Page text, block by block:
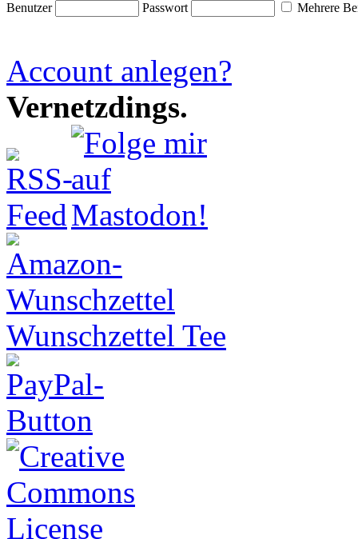
Benutzer Passwort Mehrere
Account anlegen?
Vernetzdings.
Wunschzettel Tee